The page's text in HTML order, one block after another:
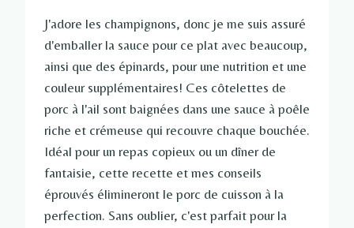
J'adore les champignons, donc je me suis assuré
d'emballer la sauce pour ce plat avec beaucoup,
ainsi que des épinards, pour une nutrition et une
couleur supplémentaires! Ces côtelettes de
porc à l'ail sont baignées dans une sauce à poêle
riche et crémeuse qui recouvre chaque bouchée.
Idéal pour un repas copieux ou un dîner de
fantaisie, cette recette et mes conseils
éprouvés élimineront le porc de cuisson à la
perfection. Sans oublier, c'est parfait pour la